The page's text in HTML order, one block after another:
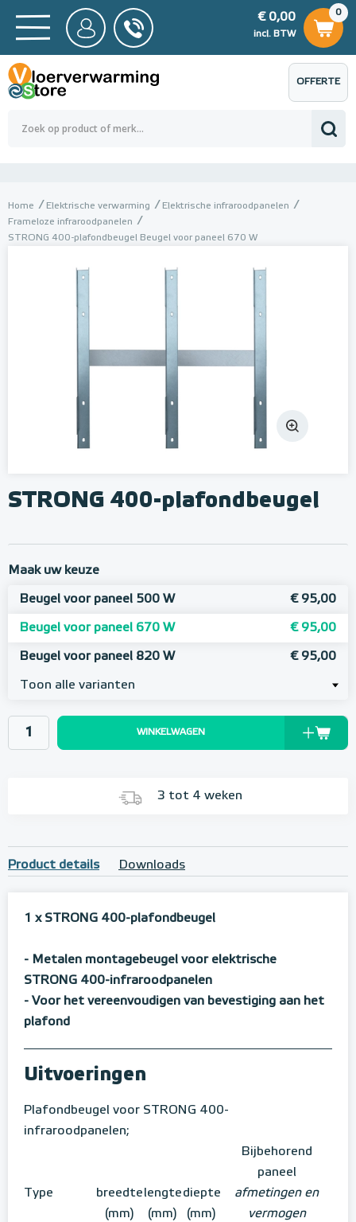
BTW
0,00
0
€ 0,00
incl. BTW
€ 0,00
OFFERTE
AANVRAGEN
Home Elektrische verwarming
Elektrische infraroodpanelen
Frameloze infraroodpanelen
STRONG 400-plafondbeugel Beugel voor paneel 670 W
STRONG 400-plafondbeugel
Maak uw keuze
Beugel voor paneel 500 W € 95,00
Beugel voor paneel 670 W € 95,00
Beugel voor paneel 820 W € 95,00
Toon alle varianten
WINKELWAGEN
3 tot 4 weken
Product details Downloads
1 x STRONG 400-plafondbeugel
- Metalen montagebeugel voor elektrische
STRONG 400-infraroodpanelen
- Voor het vereenvoudigen van bevestiging aan het
plafond
Uitvoeringen
Plafondbeugel voor STRONG 400-
infraroodpanelen;
Bijbehorend
paneel
Type
breedte
(mm)
lengte
(mm)
diepte
(mm)
afmetingen en
vermogen